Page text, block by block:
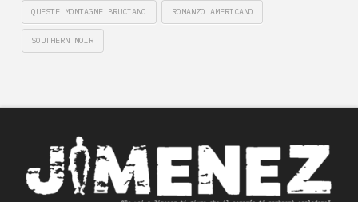
QUESTE MONTAGNE BRUCIANO ROMANZO AMERICANO
SOUTHERN NOIR